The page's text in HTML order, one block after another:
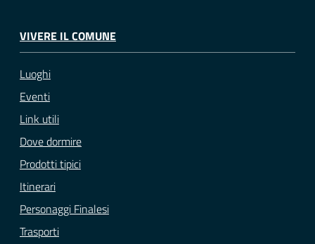
VIVERE IL COMUNE
Luoghi
Eventi
Link utili
Dove dormire
Prodotti tipici
Itinerari
Personaggi Finalesi
Trasporti